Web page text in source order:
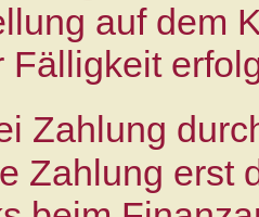
auf dem
Fälligkeit
Zahlung
Zahlung erst